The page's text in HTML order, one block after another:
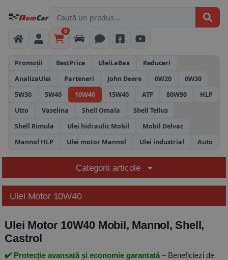
0
Promoții BestPrice UleiLaBax
Reduceri
AnalizaUlei
Parteneri John Deere 0W20
0W30
5W30
5W40 10W40 15W40 ATF 80W90
HLP
Utto
Vaselina Shell Omala
Shell Tellus
Shell Rimula
Ulei hidraulic Mobil
Mobil Delvac
Mannol HLP
Ulei motor Mannol Ulei industrial Auto
Categorii articole
Ulei Motor 10W40
Ulei Motor 10W40 Mobil, Mannol, Shell,
Castrol
✔️ Protecție avansată și economie garantată – Beneficiezi de